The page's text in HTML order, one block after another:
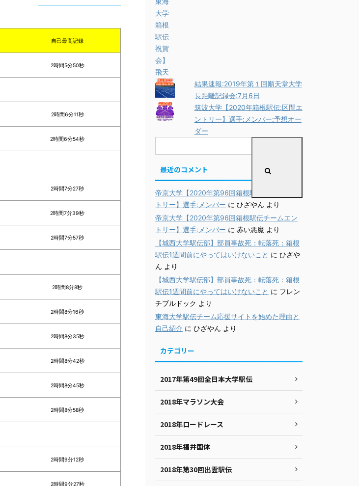
自己最高記録
2時間5分50秒
2時間6分11秒
2時間6分54秒
2時間7分27秒
2時間7分39秒
2時間7分57秒
2時間8分8秒
2時間8分16秒
2時間8分35秒
2時間8分42秒
2時間8分45秒
2時間8分58秒
2時間9分12秒
2時間9分27秒
結果速報:2019年第１回順天堂大学
長距離記録会:7月6日
筑波大学【2020年箱根駅伝:区間エ
ントリー】選手:メンバー:予想オー
ダー
最近のコメント
帝京大学【2020年第96回箱根駅伝チームエン
トリー】選手:メンバー に ひざやん より
帝京大学【2020年第96回箱根駅伝チームエン
トリー】選手:メンバー に 赤い悪魔 より
【城西大学駅伝部】部員事故死：転落死：箱根
駅伝1週間前にやってはいけないこと に ひざや
ん より
【城西大学駅伝部】部員事故死：転落死：箱根
駅伝1週間前にやってはいけないこと に フレン
チブルドック より
東海大学駅伝チーム応援サイトを始めた理由と
自己紹介 に ひざやん より
カテゴリー
2017年第49回全日本大学駅伝
2018年マラソン大会
2018年ロードレース
2018年福井国体
2018年第30回出雲駅伝